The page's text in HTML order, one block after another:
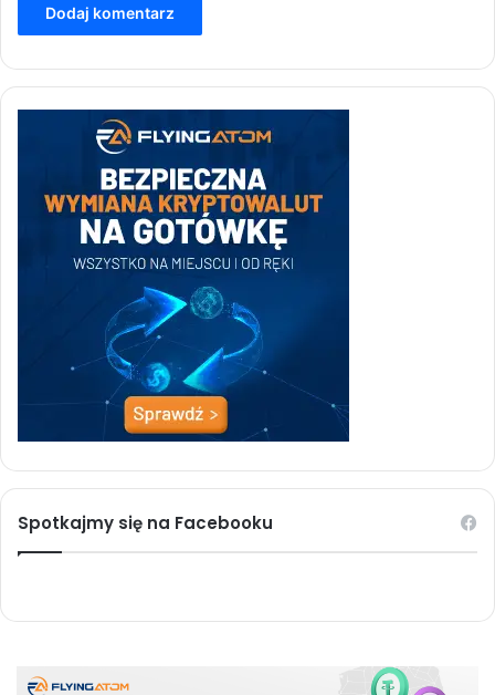
Spotkajmy się na Facebooku